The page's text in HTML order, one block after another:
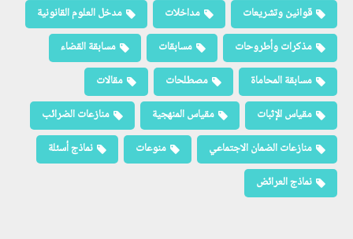
قوانين وتشريعات
مداخلات
مدخل العلوم القانونية
مذكرات وأطروحات
مسابقات
مسابقة القضاء
مسابقة المحاماة
مصطلحات
مقالات
مقياس الإثبات
مقياس المنهجية
منازعات الضرائب
منازعات الضمان الاجتماعي
منوعات
نماذج أسئلة
نماذج العرائض